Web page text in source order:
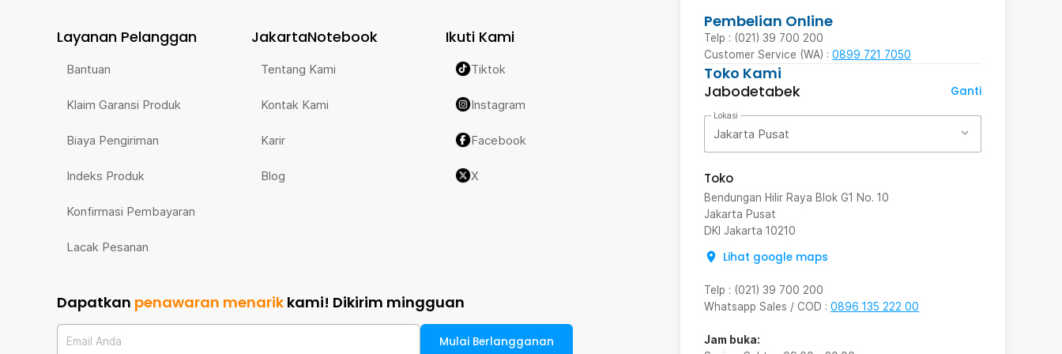
Pembelian Online
Telp : (021) 39 700 200
Customer Service (WA) : 0899 721 7050
Toko Kami
Jabodetabek
Ganti
Lokasi
Jakarta Pusat
Toko
Bendungan Hilir Raya Blok G1 No. 10
Jakarta Pusat
DKI Jakarta 10210
Lihat google maps
Telp : (021) 39 700 200
Whatsapp Sales / COD : 0896 135 222 00
Jam buka:
Layanan Pelanggan
Bantuan
Klaim Garansi Produk
Biaya Pengiriman
Indeks Produk
Konfirmasi Pembayaran
Lacak Pesanan
JakartaNotebook
Tentang Kami
Kontak Kami
Karir
Blog
Ikuti Kami
Tiktok
Instagram
Facebook
X
Dapatkan penawaran menarik kami! Dikirim mingguan
Email Anda Mulai Berlangganan